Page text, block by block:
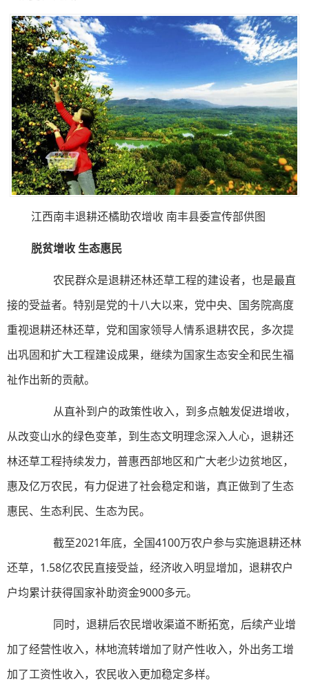
江西南丰退耕还橘助农增收 南丰县委宣传部供图
脱贫增收 生态惠民
农民群众是退耕还林还草工程的建设者，也是最直
接的受益者。特别是党的十八大以来，党中央、国务院高度
重视退耕还林还草，党和国家领导人情系退耕农民，多次提
出巩固和扩大工程建设成果，继续为国家生态安全和民生福
祉作出新的贡献。
从直补到户的政策性收入，到多点触发促进增收，
从改变山水的绿色变革，到生态文明理念深入人心，退耕还
林还草工程持续发力，普惠西部地区和广大老少边贫地区，
惠及亿万农民，有力促进了社会稳定和谐，真正做到了生态
惠民、生态利民、生态为民。
截至2021年底，全国4100万农户参与实施退耕还林
还草，1.58亿农民直接受益，经济收入明显增加，退耕农户
户均累计获得国家补助资金9000多元。
同时，退耕后农民增收渠道不断拓宽，后续产业增
加了经营性收入，林地流转增加了财产性收入，外出务工增
加了工资性收入，农民收入更加稳定多样。